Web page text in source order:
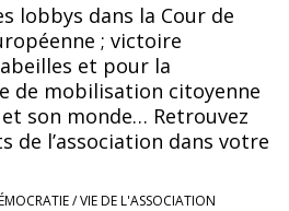
lobbys dans la Cour de
; victoire
et pour la
de mobilisation citoyenne
son monde… Retrouvez
de l’association dans votre
VIE DE L'ASSOCIATION